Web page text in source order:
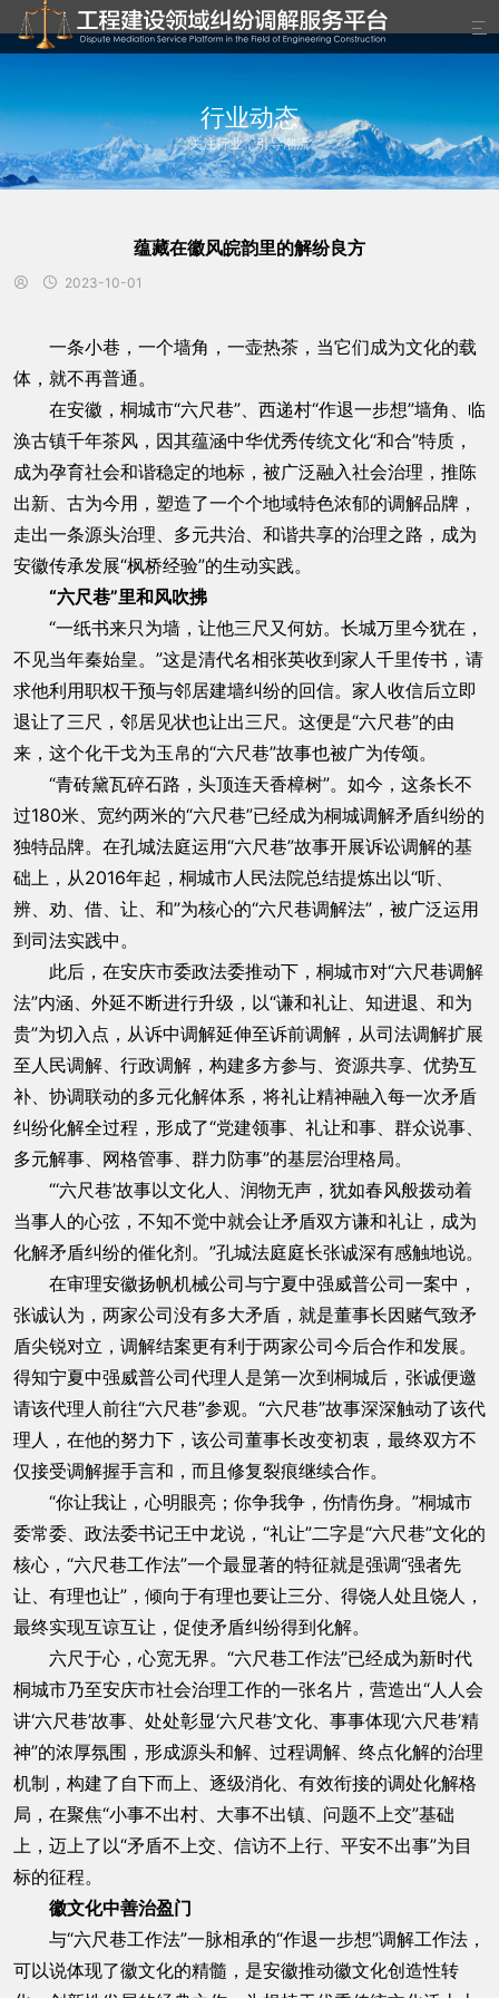

行业动态
关注行业，引导潮流
蕴藏在徽风皖韵里的解纷良方
  2023-10-01
一条小巷，一个墙角，一壶热茶，当它们成为文化的载
体，就不再普通。
在安徽，桐城市“六尺巷”、西递村“作退一步想”墙角、临
涣古镇千年茶风，因其蕴涵中华优秀传统文化“和合”特质，
成为孕育社会和谐稳定的地标，被广泛融入社会治理，推陈
出新、古为今用，塑造了一个个地域特色浓郁的调解品牌，
走出一条源头治理、多元共治、和谐共享的治理之路，成为
安徽传承发展“枫桥经验”的生动实践。
“六尺巷”里和风吹拂
“一纸书来只为墙，让他三尺又何妨。长城万里今犹在，
不见当年秦始皇。”这是清代名相张英收到家人千里传书，请
求他利用职权干预与邻居建墙纠纷的回信。家人收信后立即
退让了三尺，邻居见状也让出三尺。这便是“六尺巷”的由
来，这个化干戈为玉帛的“六尺巷”故事也被广为传颂。
“青砖黛瓦碎石路，头顶连天香樟树”。如今，这条长不
过180米、宽约两米的“六尺巷”已经成为桐城调解矛盾纠纷的
独特品牌。在孔城法庭运用“六尺巷”故事开展诉讼调解的基
础上，从2016年起，桐城市人民法院总结提炼出以“听、
辨、劝、借、让、和”为核心的“六尺巷调解法”，被广泛运用
到司法实践中。
此后，在安庆市委政法委推动下，桐城市对“六尺巷调解
法”内涵、外延不断进行升级，以“谦和礼让、知进退、和为
贵”为切入点，从诉中调解延伸至诉前调解，从司法调解扩展
至人民调解、行政调解，构建多方参与、资源共享、优势互
补、协调联动的多元化解体系，将礼让精神融入每一次矛盾
纠纷化解全过程，形成了“党建领事、礼让和事、群众说事、
多元解事、网格管事、群力防事”的基层治理格局。
“‘六尺巷’故事以文化人、润物无声，犹如春风般拨动着
当事人的心弦，不知不觉中就会让矛盾双方谦和礼让，成为
化解矛盾纠纷的催化剂。”孔城法庭庭长张诚深有感触地说。
在审理安徽扬帆机械公司与宁夏中强威普公司一案中，
张诚认为，两家公司没有多大矛盾，就是董事长因赌气致矛
盾尖锐对立，调解结案更有利于两家公司今后合作和发展。
得知宁夏中强威普公司代理人是第一次到桐城后，张诚便邀
请该代理人前往“六尺巷”参观。“六尺巷”故事深深触动了该代
理人，在他的努力下，该公司董事长改变初衷，最终双方不
仅接受调解握手言和，而且修复裂痕继续合作。
“你让我让，心明眼亮；你争我争，伤情伤身。”桐城市
委常委、政法委书记王中龙说，“礼让”二字是“六尺巷”文化的
核心，“六尺巷工作法”一个最显著的特征就是强调“强者先
让、有理也让”，倾向于有理也要让三分、得饶人处且饶人，
最终实现互谅互让，促使矛盾纠纷得到化解。
六尺于心，心宽无界。“六尺巷工作法”已经成为新时代
桐城市乃至安庆市社会治理工作的一张名片，营造出“人人会
讲‘六尺巷’故事、处处彰显‘六尺巷’文化、事事体现‘六尺巷’精
神”的浓厚氛围，形成源头和解、过程调解、终点化解的治理
机制，构建了自下而上、逐级消化、有效衔接的调处化解格
局，在聚焦“小事不出村、大事不出镇、问题不上交”基础
上，迈上了以“矛盾不上交、信访不上行、平安不出事”为目
标的征程。
徽文化中善治盈门
与“六尺巷工作法”一脉相承的“作退一步想”调解工作法，
可以说体现了徽文化的精髓，是安徽推动徽文化创造性转